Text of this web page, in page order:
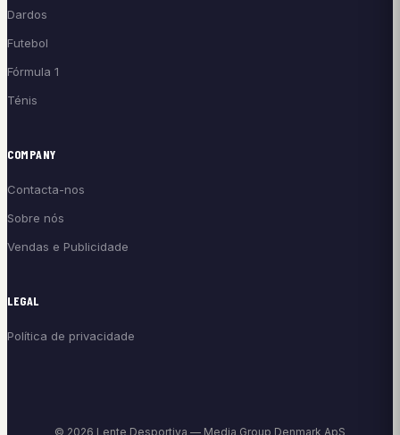
Dardos
Futebol
Fórmula 1
Ténis
COMPANY
Contacta-nos
Sobre nós
Vendas e Publicidade
LEGAL
Política de privacidade
© 2026 Lente Desportiva — Media Group Denmark ApS